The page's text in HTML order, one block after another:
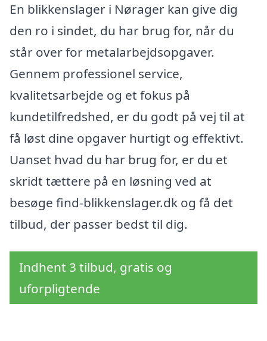
En blikkenslager i Nørager kan give dig
den ro i sindet, du har brug for, når du
står over for metalarbejdsopgaver.
Gennem professionel service,
kvalitetsarbejde og et fokus på
kundetilfredshed, er du godt på vej til at
få løst dine opgaver hurtigt og effektivt.
Uanset hvad du har brug for, er du et
skridt tættere på en løsning ved at
besøge find-blikkenslager.dk og få det
tilbud, der passer bedst til dig.
Indhent 3 tilbud, gratis og
uforpligtende